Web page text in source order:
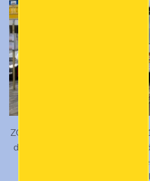
ZGT 720 reed op 15 februari
de halte Weena. Omdat het
niet meer de moeite
koplamp in de juiste